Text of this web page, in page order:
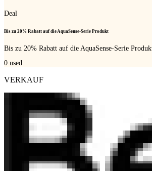
Deal
Bis zu 20% Rabatt auf die AquaSense-Serie Produkt
Bis zu 20% Rabatt auf die AquaSense-Serie
0 used
VERKAUF